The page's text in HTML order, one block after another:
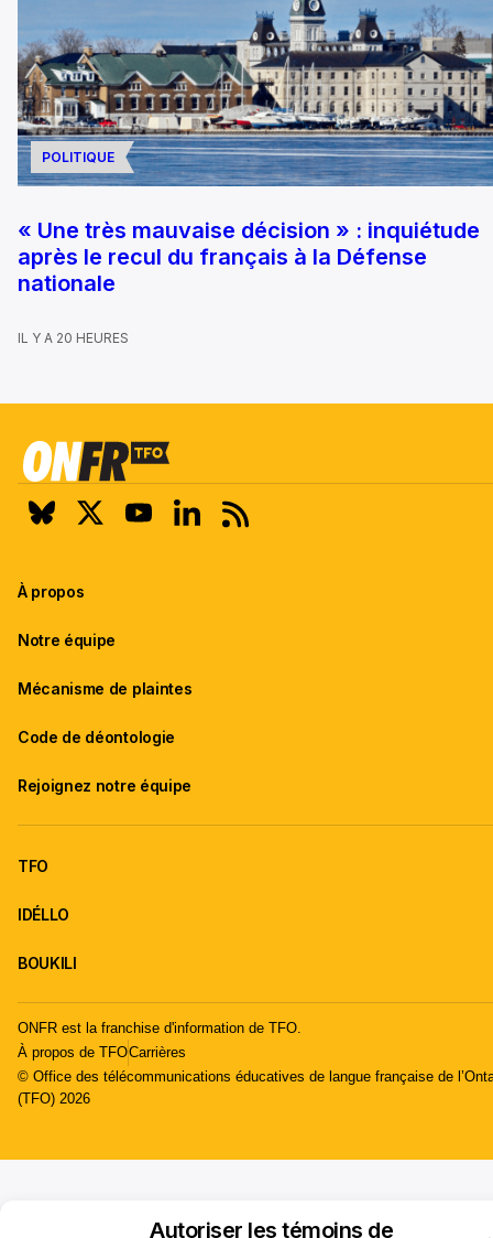
Autoriser les témoins de
POLITIQUE
« Une très mauvaise décision » : inquiétude
après le recul du français à la Défense
nationale
IL Y A 20 HEURES
À propos
Notre équipe
Mécanisme de plaintes
Code de déontologie
Rejoignez notre équipe
TFO
IDÉLLO
BOUKILI
ONFR est la franchise d'information de TFO.
À propos de TFOCarrières
© Office des télécommunications éducatives de langue française de
(TFO) 2026